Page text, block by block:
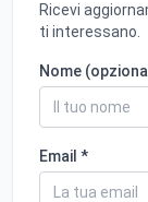
Ricevi
ti interessano.
Nome
Email *